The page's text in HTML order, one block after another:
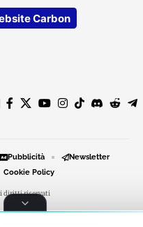
Carbon
diritti riservati
Pubblicità
Newsletter
Cookie Policy